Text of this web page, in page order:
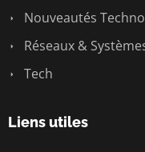
Nouveautés
Réseaux &
Tech
Liens utiles